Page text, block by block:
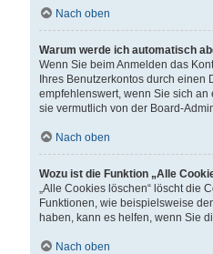
Nach oben
Warum werde ich automatisch
Wenn Sie beim Anmelden das
Ihres Benutzerkontos durch
empfehlenswert, wenn Sie sich
sie vermutlich von der Board-
Nach oben
Wozu ist die Funktion „Alle
„Alle Cookies löschen“ löscht die
Funktionen, wie beispielsweise
haben, kann es helfen, wenn Sie
Nach oben